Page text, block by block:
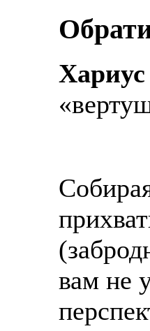
вам не